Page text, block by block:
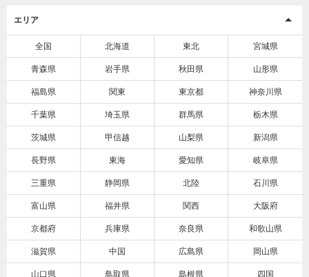
エリア
全国 北海道 東北 宮城県
青森県 岩手県 秋田県 山形県
福島県 関東 東京都 神奈川県
千葉県 埼玉県 群馬県 栃木県
茨城県 甲信越 山梨県 新潟県
長野県 東海 愛知県 岐阜県
三重県 静岡県 北陸 石川県
富山県 福井県 関西 大阪府
京都府 兵庫県 奈良県 和歌山県
滋賀県 中国 広島県 岡山県
山口県 鳥取県 島根県 四国